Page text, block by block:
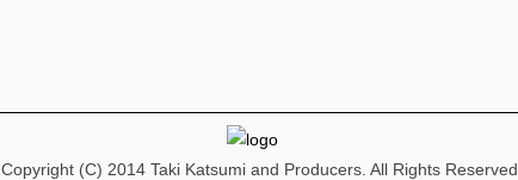
Copyright (C) 2014 Taki Katsumi and Producers. All Rights Reserved.